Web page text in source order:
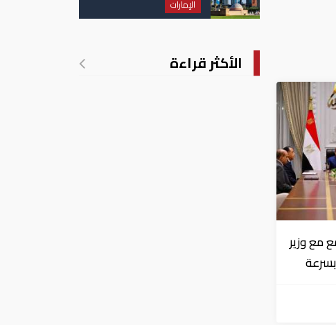
مع وزير
تدريجي للحرارة
الإمارات
الأكثر قراءة